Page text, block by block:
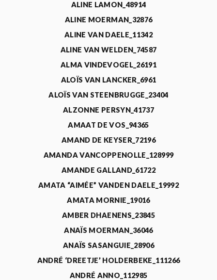
ALINE LAMON_48914
ALINE MOERMAN_32876
ALINE VAN DAELE_11342
ALINE VAN WELDEN_74587
ALMA VINDEVOGEL_26191
ALOÏS VAN LANCKER_6961
ALOÏS VAN STEENBRUGGE_23404
ALZONNE PERSYN_41737
AMAAT DE VOS_94365
AMAND DE KEYSER_72196
AMANDA VANCOPPENOLLE_128999
AMANDE GALLAND_61722
AMATA “AIMÉE” VANDEN DAELE_19992
AMATA MORNIE_19016
AMBER DHAENENS_23845
ANAÏS MOERMAN_36046
ANAÏS SASANGUIE_28906
ANDRÉ ‘DREETJE’ HOLDERBEKE_111266
ANDRÉ ANNO_112985